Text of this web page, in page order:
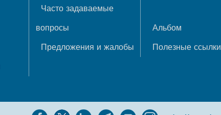
Часто задаваемые
вопросы
Альбом
Предложения и жалобы
Полезные ссылки